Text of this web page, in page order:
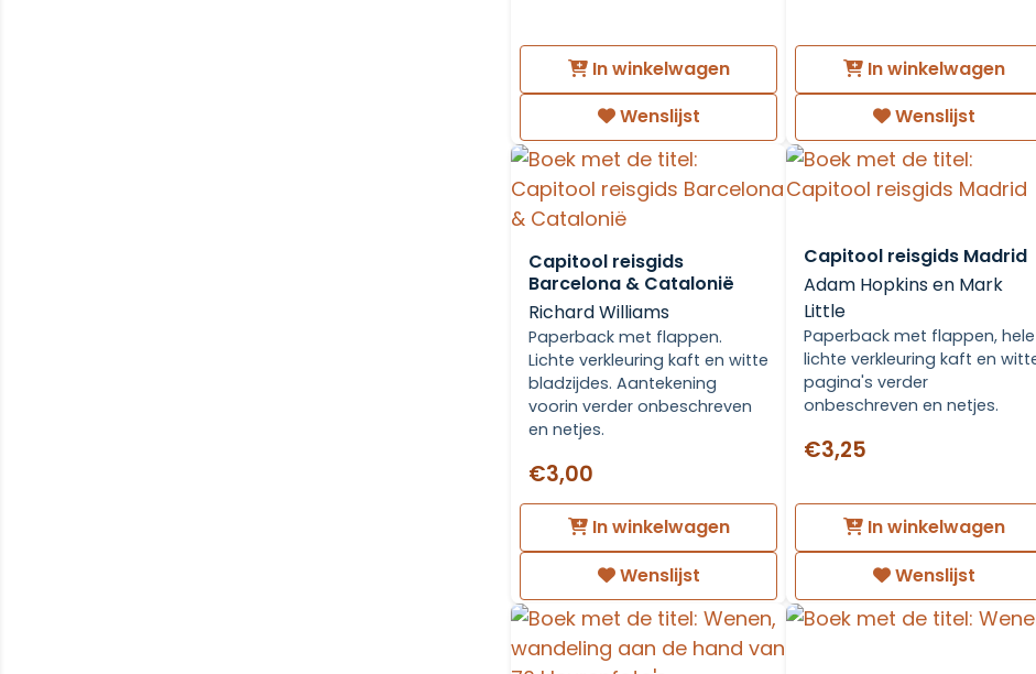
In winkelwagen
Wenslijst
In winkelwagen
Wenslijst
Capitool reisgids
Barcelona & Catalonië
Richard Williams
Paperback met flappen.
Lichte verkleuring kaft en witte
bladzijdes. Aantekening
voorin verder onbeschreven
en netjes.
€3,00
In winkelwagen
Wenslijst
Capitool reisgids Madrid
Adam Hopkins en Mark
Little
Paperback met flappen, hele
lichte verkleuring kaft en
pagina's verder
onbeschreven en netjes.
€3,25
In winkelwagen
Wenslijst